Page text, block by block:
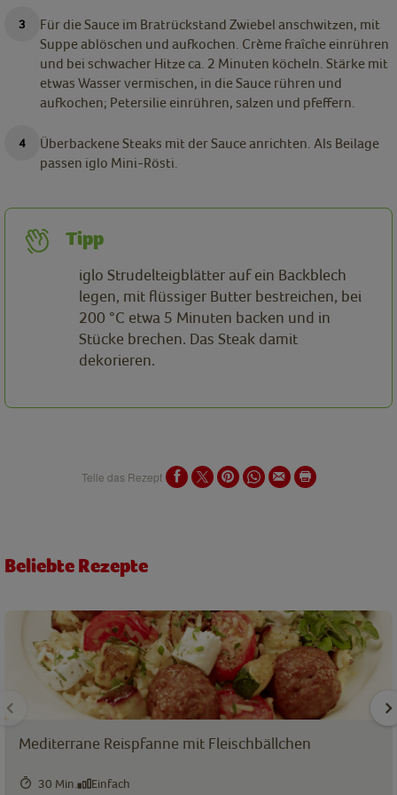
Für die Sauce im Bratrückstand Zwiebel anschwitzen, mit
Suppe ablöschen und aufkochen. Crème fraîche einrühren
und bei schwacher Hitze ca. 2 Minuten köcheln. Stärke mit
etwas Wasser vermischen, in die Sauce rühren und
aufkochen; Petersilie einrühren, salzen und pfeffern.
Überbackene Steaks mit der Sauce anrichten. Als Beilage
passen iglo Mini-Rösti.
Tipp
iglo Strudelteigblätter auf ein Backblech
legen, mit flüssiger Butter bestreichen, bei
200 °C etwa 5 Minuten backen und in
Stücke brechen. Das Steak damit
dekorieren.
Teile das Rezept
Beliebte Rezepte
Mediterrane Reispfanne mit Fleischbällchen
30 Min. Einfach